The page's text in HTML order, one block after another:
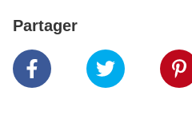
Partager